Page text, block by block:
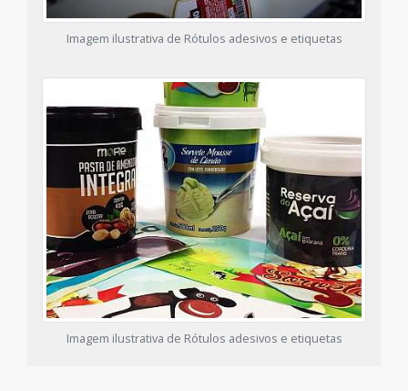
Imagem ilustrativa de Rótulos adesivos e etiquetas
Imagem ilustrativa de Rótulos adesivos e etiquetas